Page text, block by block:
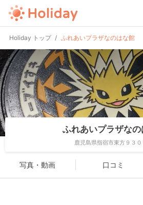
Holiday トップ ふれあいプラザなのはな館
ふれあいプラザな
鹿児島県指宿市東方９３０
写真・動画 口コミ